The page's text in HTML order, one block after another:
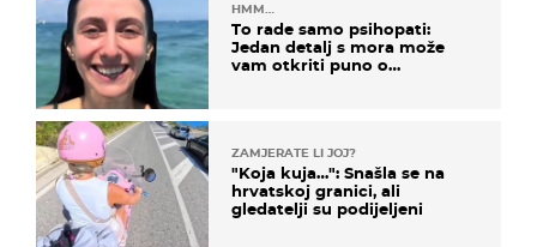
HMM…
To rade samo psihopati:
Jedan detalj s mora može
vam otkriti puno o
ZAMJERATE LI JOJ?
"Koja kuja…": Snašla se na
hrvatskoj granici, ali
gledatelji su podijeljeni